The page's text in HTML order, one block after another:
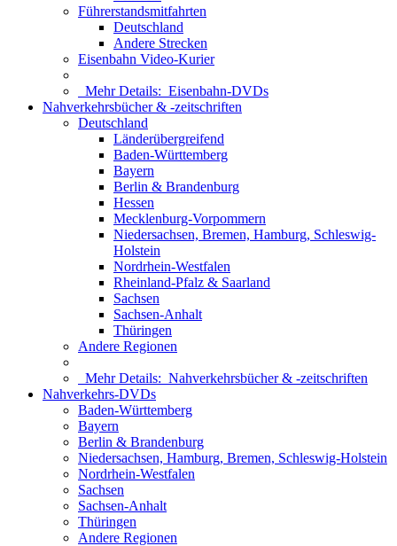
Führerstandsmitfahrten
Deutschland
Andere Strecken
Eisenbahn Video-Kurier
Mehr Details: Eisenbahn-DVDs
Nahverkehrsbücher & -zeitschriften
Deutschland
Länderübergreifend
Baden-Württemberg
Bayern
Berlin & Brandenburg
Hessen
Mecklenburg-Vorpommern
Niedersachsen, Bremen, Hamburg, Schleswig-
Holstein
Nordrhein-Westfalen
Rheinland-Pfalz & Saarland
Sachsen
Sachsen-Anhalt
Thüringen
Andere Regionen
Mehr Details: Nahverkehrsbücher & -zeitschriften
Nahverkehrs-DVDs
Baden-Württemberg
Bayern
Berlin & Brandenburg
Niedersachsen, Hamburg, Bremen, Schleswig-Holstein
Nordrhein-Westfalen
Sachsen
Sachsen-Anhalt
Thüringen
Andere Regionen